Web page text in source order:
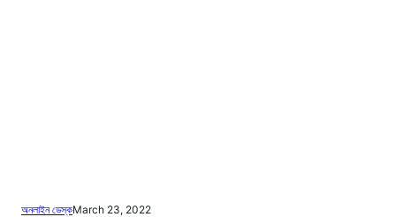
অনলাইন ডেস্কMarch 23, 2022